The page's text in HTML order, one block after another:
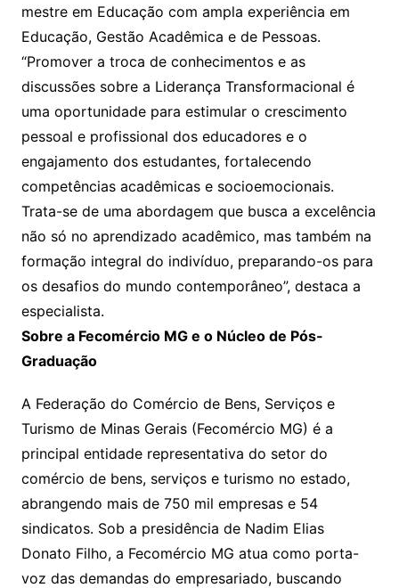
mestre em Educação com ampla experiência em
Educação, Gestão Acadêmica e de Pessoas.
“Promover a troca de conhecimentos e as
discussões sobre a Liderança Transformacional é
uma oportunidade para estimular o crescimento
pessoal e profissional dos educadores e o
engajamento dos estudantes, fortalecendo
competências acadêmicas e socioemocionais.
Trata-se de uma abordagem que busca a excelência
não só no aprendizado acadêmico, mas também na
formação integral do indivíduo, preparando-os para
os desafios do mundo contemporâneo”, destaca a
especialista.
Sobre a Fecomércio MG e o Núcleo de Pós-
Graduação
A Federação do Comércio de Bens, Serviços e
Turismo de Minas Gerais (Fecomércio MG) é a
principal entidade representativa do setor do
comércio de bens, serviços e turismo no estado,
abrangendo mais de 750 mil empresas e 54
sindicatos. Sob a presidência de Nadim Elias
Donato Filho, a Fecomércio MG atua como porta-
voz das demandas do empresariado, buscando